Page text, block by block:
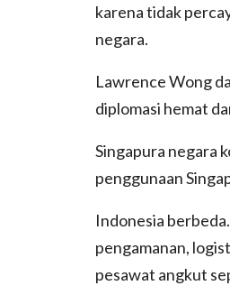
karena tidak
negara.
Lawrence Wong
diplomasi hemat
Singapura negara
penggunaan
Indonesia
pengamanan,
pesawat angkut